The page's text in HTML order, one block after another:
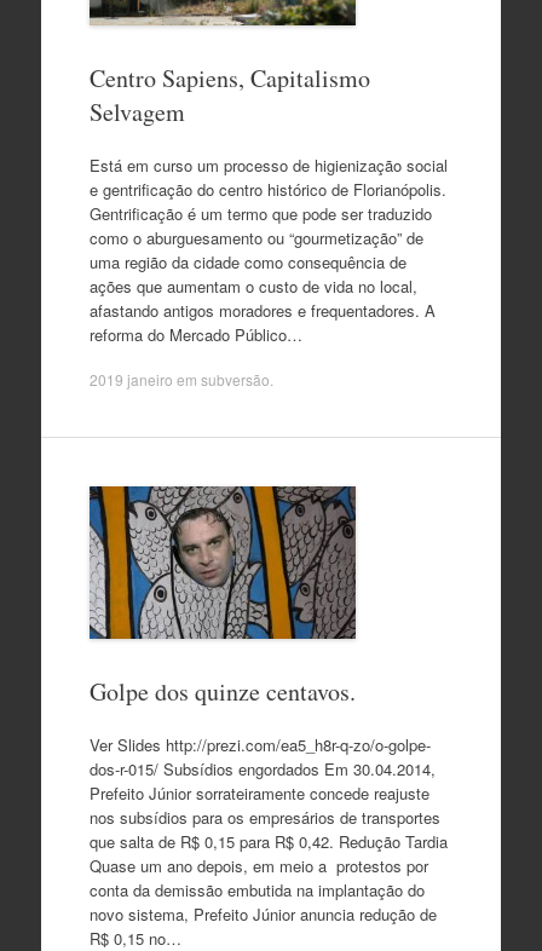
Centro Sapiens, Capitalismo
Selvagem
Está em curso um processo de higienização social
e gentrificação do centro histórico de Florianópolis.
Gentrificação é um termo que pode ser traduzido
como o aburguesamento ou “gourmetização” de
uma região da cidade como consequência de
ações que aumentam o custo de vida no local,
afastando antigos moradores e frequentadores. A
reforma do Mercado Público…
2019 janeiro em subversão
Golpe dos quinze centavos.
Ver Slides http://prezi.com/ea5_h8r-q-zo/o-golpe-
dos-r-015/ Subsídios engordados Em 30.04.2014,
Prefeito Júnior sorrateiramente concede reajuste
nos subsídios para os empresários de transportes
que salta de R$ 0,15 para R$ 0,42. Redução Tardia
Quase um ano depois, em meio a protestos por
conta da demissão embutida na implantação do
novo sistema, Prefeito Júnior anuncia redução de
R$ 0,15 no…